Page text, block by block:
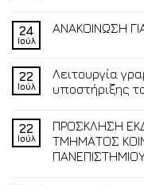
24
Ιούλ
ΑΝΑΚΟΙΝΩΣΗ
22
Ιούλ
Λειτουργία
υποστήριξης
22
Ιούλ
ΠΡΟΣΚΛΗΣΗ
ΤΜΗΜΑΤΟΣ